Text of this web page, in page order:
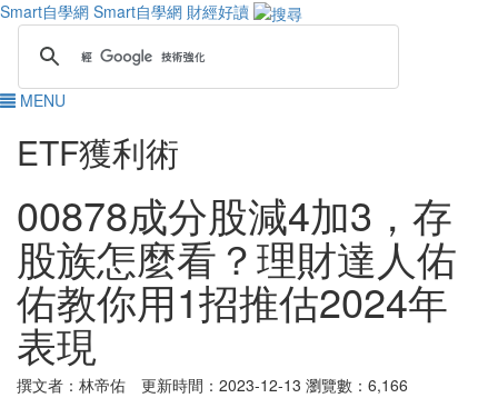
Smart自學網 Smart自學網 財經好讀
MENU
ETF獲利術
00878成分股減4加3，存
股族怎麼看？理財達人佑
佑教你用1招推估2024年
表現
撰文者：林帝佑 更新時間：2023-12-13 瀏覽數：6,166